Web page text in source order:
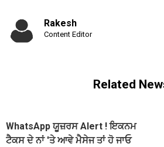
Rakesh
Content Editor
Related
WhatsApp ਯੂਜ਼ਰਸ Alert ! ਇਕਨਮ
ਟੈਕਸ ਦੇ ਨਾਂ 'ਤੇ ਆਵੇ ਮੈਸੇਜ ਤਾਂ ਹੋ ਜਾਓ